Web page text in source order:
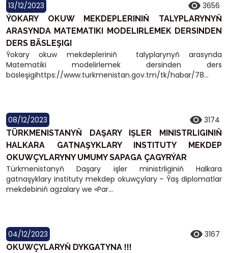
13/12/2023 3656
ÝOKARY OKUW MEKDEPLERINIŇ TALYPLARYNYŇ
ARASYNDA MATEMATIKI MODELIRLEMEK DERSINDEN
DERS BÄSLEŞIGI
Ýokary okuw mekdepleriniň talyplarynyň arasynda
Matematiki modelirlemek dersinden ders
bäsleşigihttps://www.turkmenistan.gov.tm/tk/habar/78...
08/12/2023 3174
TÜRKMENISTANYŇ DAŞARY IŞLER MINISTRLIGINIŇ
HALKARA GATNAŞYKLARY INSTITUTY MEKDEP
OKUWÇYLARYNY UMUMY SAPAGA ÇAGYRÝAR
Türkmenistanyň Daşary işler ministrliginiň Halkara
gatnaşyklary instituty mekdep okuwçylary – Ýaş diplomatlar
mekdebiniň agzalary we «Par...
04/12/2023 3167
OKUWÇYLARYŇ DYKGATYNA !!!